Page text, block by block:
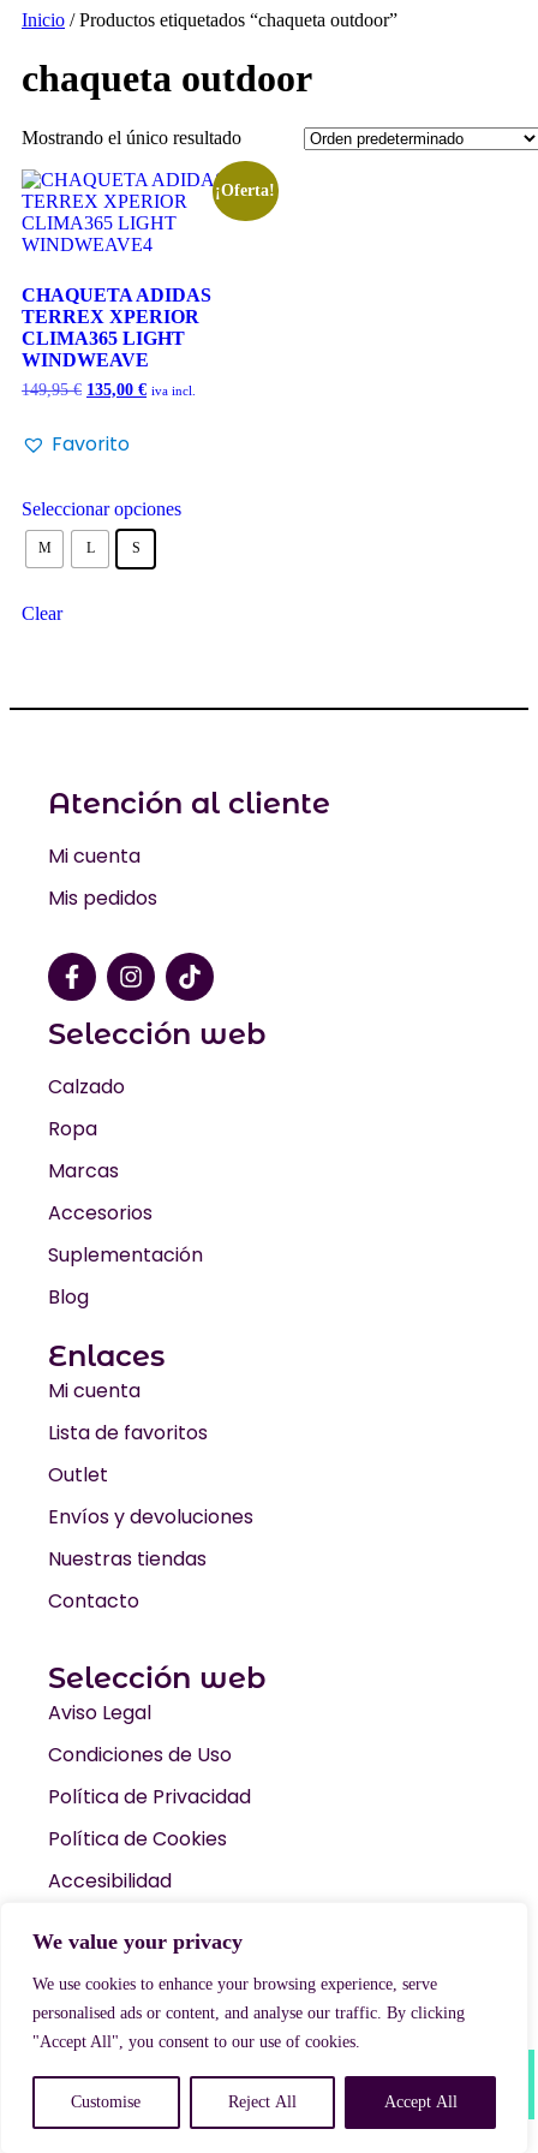
We value your privacy
We use cookies to enhance your browsing experience, serve
personalised ads or content, and analyse our traffic. By clicking
"Accept All", you consent to our use of cookies.
Customise Reject All Accept All
Inicio / Productos etiquetados “chaqueta outdoor”
chaqueta outdoor
Mostrando el único resultado
¡Oferta!
CHAQUETA ADIDAS
TERREX XPERIOR
CLIMA365 LIGHT
WINDWEAVE
149,95€ 135,00 € iva incl.
Favorito
Seleccionar opciones
M L S
Clear
Atención al cliente
Mi cuenta
Mis pedidos
Selección web
Calzado
Ropa
Marcas
Accesorios
Suplementación
Blog
Enlaces
Mi cuenta
Lista de favoritos
Outlet
Envíos y devoluciones
Nuestras tiendas
Contacto
Selección web
Aviso Legal
Condiciones de Uso
Política de Privacidad
Política de Cookies
Accesibilidad
© 2026 Kampamento Base. Todos los derechos reservados
Diseño web: Coditeca